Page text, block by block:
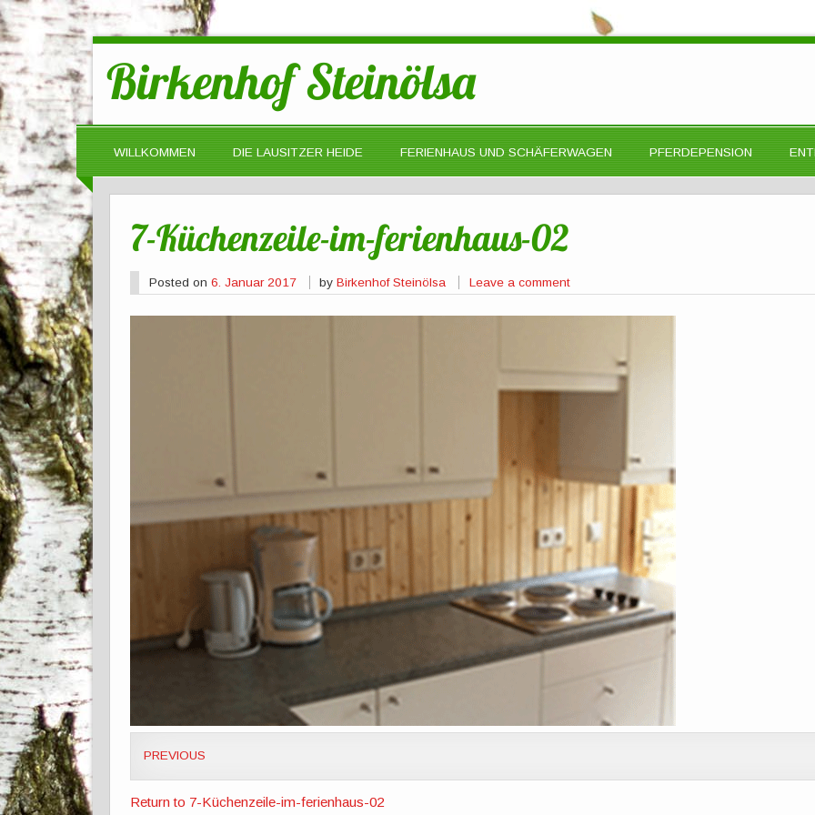
Birkenhof Steinölsa
WILLKOMMEN DIE LAUSITZER HEIDE FERIENHAUS UND SCHÄFERWAGEN PFERDEPENSION
7-Küchenzeile-im-ferienhaus-02
Posted on 6. Januar 2017 byBirkenhof Steinölsa Leave a comment
PREVIOUS
Return to 7-Küchenzeile-im-ferienhaus-02